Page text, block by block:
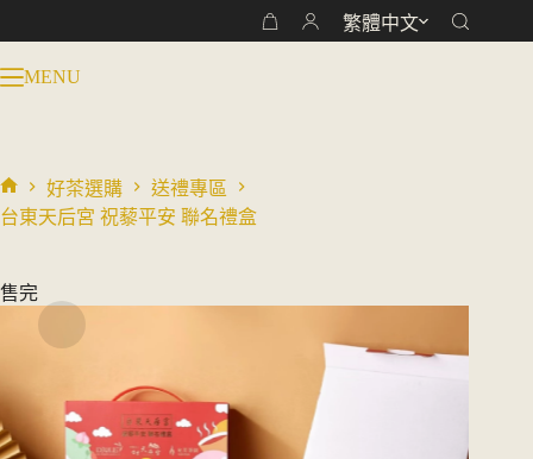
至
主
購
繁體中文
MENU
首
好茶選購
送禮專區
台東天后宮 祝藜平安 聯名禮盒
售完